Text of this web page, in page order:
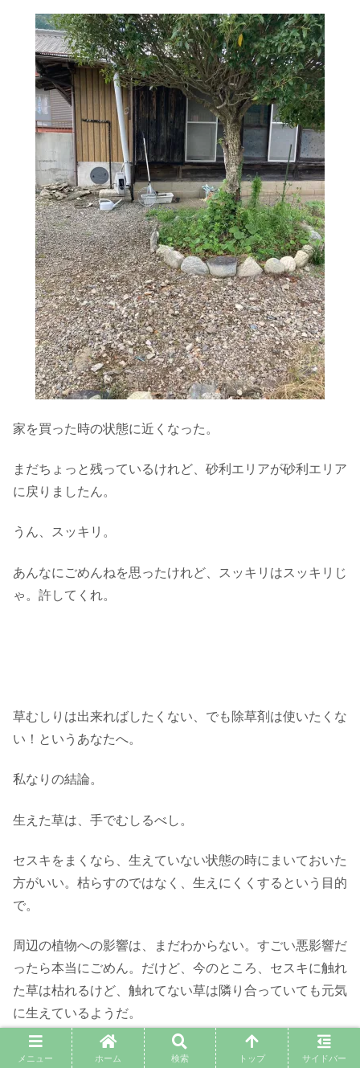
家を買った時の状態に近くなった。
まだちょっと残っているけれど、砂利エリアが砂利エリア
に戻りましたん。
うん、スッキリ。
あんなにごめんねを思ったけれど、スッキリはスッキリじ
ゃ。許してくれ。
草むしりは出来ればしたくない、でも除草剤は使いたくな
い！というあなたへ。
私なりの結論。
生えた草は、手でむしるべし。
セスキをまくなら、生えていない状態の時にまいておいた
方がいい。枯らすのではなく、生えにくくするという目的
で。
周辺の植物への影響は、まだわからない。すごい悪影響だ
ったら本当にごめん。だけど、今のところ、セスキに触れ
た草は枯れるけど、触れてない草は隣り合っていても元気
に生えているようだ。
今度の春先、雑草たちが勢いづく前に、またセスキをまい
メニュー ホーム 検索 トップ サイドバー